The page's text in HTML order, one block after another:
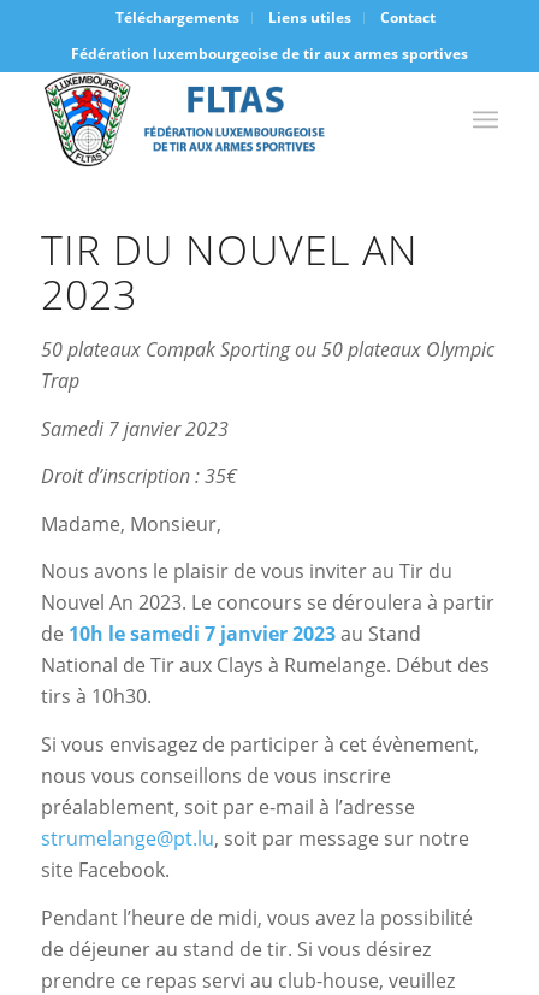
Téléchargements Liens utiles
Contact
Fédération luxembourgeoise de tir aux armes sportives
TIR DU NOUVEL AN
2023
50 plateaux Compak Sporting ou 50 plateaux Olympic
Trap
Samedi 7 janvier 2023
Droit d’inscription : 35€
Madame, Monsieur,
Nous avons le plaisir de vous inviter au Tir du
Nouvel An 2023. Le concours se déroulera à partir
de 10h le samedi 7 janvier 2023au Stand
National de Tir aux Clays à Rumelange. Début des
tirs à 10h30.
Si vous envisagez de participer à cet évènement,
nous vous conseillons de vous inscrire
préalablement, soit par e-mail à l’adresse
strumelange@pt.lu, soit par message sur notre
site Facebook.
Pendant l’heure de midi, vous avez la possibilité
de déjeuner au stand de tir. Si vous désirez
prendre ce repas servi au club-house, veuillez